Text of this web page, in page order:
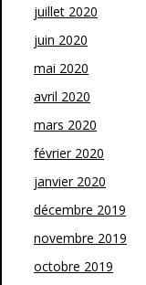
juillet 2020
juin 2020
mai 2020
avril 2020
mars 2020
février 2020
janvier 2020
décembre 2019
novembre 2019
octobre 2019